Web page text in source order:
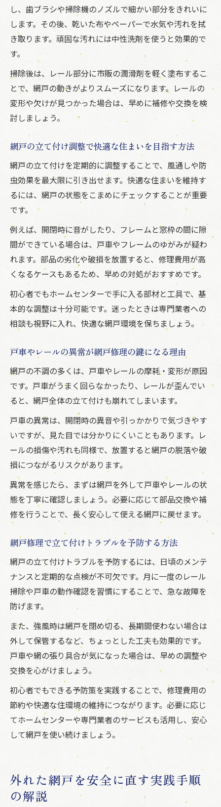
し、歯ブラシや掃除機のノズルで細かい部分をきれいに
します。その後、乾いた布やペーパーで水気や汚れを拭
き取ります。頑固な汚れには中性洗剤を使うと効果的で
す。
掃除後は、レール部分に市販の潤滑剤を軽く塗布するこ
とで、網戸の動きがよりスムーズになります。レールの
変形や欠けが見つかった場合は、早めに補修や交換を検
討しましょう。
網戸の立て付け調整で快適な住まいを目指す方法
網戸の立て付けを定期的に調整することで、風通しや防
虫効果を最大限に引き出せます。快適な住まいを維持す
るには、網戸の状態をこまめにチェックすることが重要
です。
例えば、開閉時に音がしたり、フレームと窓枠の間に隙
間ができている場合は、戸車やフレームのゆがみが疑わ
れます。部品の劣化や破損を放置すると、修理費用が高
くなるケースもあるため、早めの対処がおすすめです。
初心者でもホームセンターで手に入る部材と工具で、基
本的な調整は十分可能です。迷ったときは専門業者への
相談も視野に入れ、快適な網戸環境を保ちましょう。
戸車やレールの異常が網戸修理の鍵になる理由
網戸の不調の多くは、戸車やレールの摩耗・変形が原因
です。戸車がうまく回らなかったり、レールが歪んでい
ると、網戸全体の立て付けも崩れてしまいます。
戸車の異常は、開閉時の異音や引っかかりで気づきやす
いですが、見た目では分かりにくいこともあります。レ
ールの損傷や汚れも同様で、放置すると網戸の脱落や破
損につながるリスクがあります。
異常を感じたら、まずは網戸を外して戸車やレールの状
態を丁寧に確認しましょう。必要に応じて部品交換や補
修を行うことで、長く安心して使える網戸に戻せます。
網戸修理で立て付けトラブルを予防する方法
網戸の立て付けトラブルを予防するには、日頃のメンテ
ナンスと定期的な点検が不可欠です。月に一度のレール
掃除や戸車の動作確認を習慣にすることで、急な故障を
防げます。
また、強風時は網戸を閉め切る、長期間使わない場合は
外して保管するなど、ちょっとした工夫も効果的です。
戸車や網の張り具合が気になった場合は、早めの調整や
交換を心がけましょう。
初心者でもできる予防策を実践することで、修理費用の
節約や快適な住環境の維持につながります。必要に応じ
てホームセンターや専門業者のサービスも活用し、安心
して網戸を使い続けましょう。
外れた網戸を安全に直す実践手順
の解説